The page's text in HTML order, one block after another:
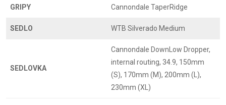
GRIPY Cannondale TaperRidge
SEDLO WTB Silverado Medium
SEDLOVKA
Cannondale DownLow Dropper,
internal routing, 34.9, 150mm
(S), 170mm (M), 200mm (L),
230mm (XL)